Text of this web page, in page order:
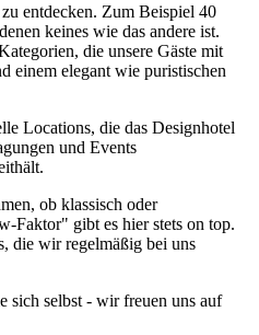
entdecken. Zum Beispiel 40
keines wie das andere ist.
die unsere Gäste mit
einem elegant wie puristischen
Locations, die das Designhotel
und Events
ob klassisch oder
Faktor" gibt es hier stets on top.
die wir regelmäßig bei uns
sich selbst - wir freuen uns auf